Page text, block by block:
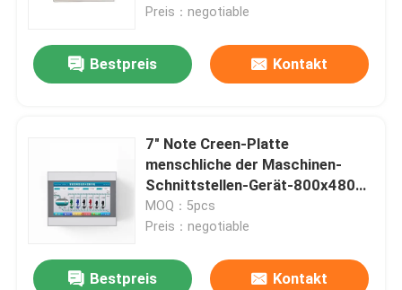
Zu Hause
Videos
Preis：negotiable
Bestpreis Kontakt
7" Note Creen-Platte
menschliche der Maschinen-
Schnittstellen-Gerät-800x480
24bits
MOQ：5pcs
Preis：negotiable
Bestpreis Kontakt